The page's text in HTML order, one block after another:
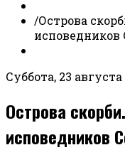
/Острова
исповедников
Суббота, 23 августа
Острова
исповедников